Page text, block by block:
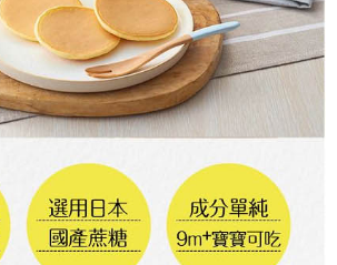
限公司。
宜，請瀏覽以下網址：
先徵得法定代理人或監護人之同意方可使用
未經同意申辦者引起之損失，本公司不負相關責
付」時，將依據個別帳號之用戶狀況，依本公司即
號或使用他人資訊註冊。若發現惡意使用之情形，
有權停止該用戶之使用額度並採取法律行動。
含以上)免運費